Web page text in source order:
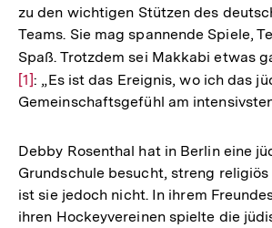
zu den wichtigen Stützen des
Teams. Sie mag spannende Spiele,
Spaß. Trotzdem sei Makkabi etwas
[1]: „Es ist das Ereignis, wo ich das
Gemeinschaftsgefühl am
Debby Rosenthal hat in Berlin eine
Grundschule besucht, streng
ist sie jedoch nicht. In ihrem
ihren Hockeyvereinen spielte die